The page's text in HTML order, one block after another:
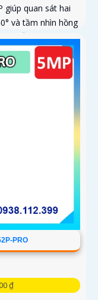
giúp quan sát hai
và tầm nhìn hồng
lẫn đêm
PRO
₫